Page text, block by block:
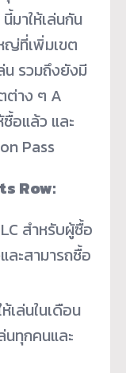
มาให้เล่นกัน
ญ่ที่เพิ่มเขต
น รวมถึงยังมี
าง ๆ A
อแล้ว และ
Pass
Row:
สำหรับผู้ซื้อ
ะสามารถซื้อ
ล่นในเดือน
ทุกคนและ